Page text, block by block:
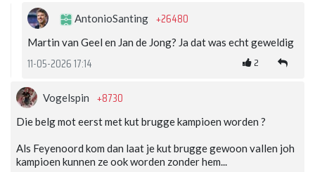
AntonioSanting +26480
Martin van Geel en Jan de Jong? Ja dat was echt geweldig
11-05-2026 17:14 2
Vogelspin +8730
Die belg mot eerst met kut brugge kampioen worden ?
Als Feyenoord kom dan laat je kut brugge gewoon vallen joh
kampioen kunnen ze ook worden zonder hem...